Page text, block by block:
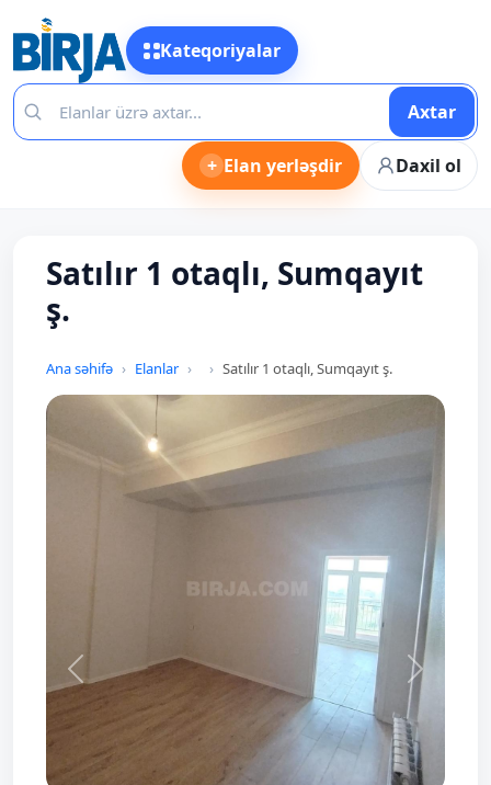
Kateqoriyalar
Axtar
+ Elan yerləşdir Daxil ol
Satılır 1 otaqlı, Sumqayıt
ş.
Ana səhifə Elanlar Satılır 1 otaqlı, Sumqayıt ş.
Prev Next